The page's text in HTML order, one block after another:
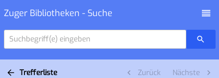
Zuger Bibliotheken - Suche
Suchbegriff(e) eingeben
Trefferliste Zurück Nächste